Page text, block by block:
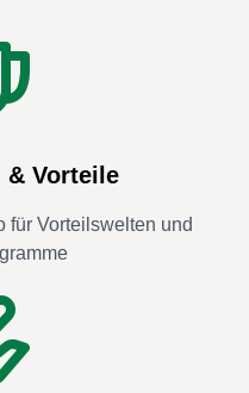
& Vorteile
für Vorteilswelten und